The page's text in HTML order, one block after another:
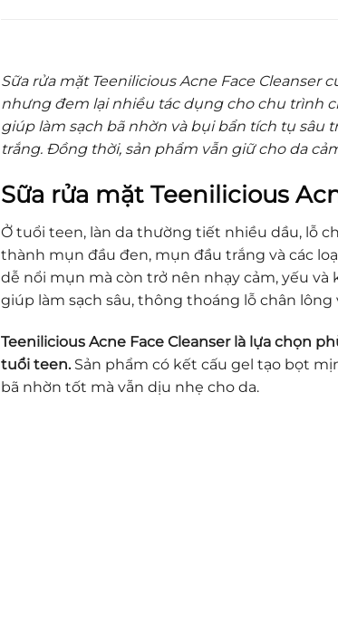
Sữa rửa mặt Teenilicious Acne Face Cleanser
nhưng đem lại nhiều tác dụng cho chu trình
giúp làm sạch bã nhờn và bụi bẩn tích tụ
trắng. Đồng thời, sản phẩm vẫn giữ cho da
Sữa rửa mặt Teenilicious
Ở tuổi teen, làn da thường tiết nhiều dầu, lỗ
thành mụn đầu đen, mụn đầu trắng và các
dễ nổi mụn mà còn trở nên nhạy cảm, yếu và
giúp làm sạch sâu, thông thoáng lỗ chân
Teenilicious Acne Face Cleanser là lựa chọn
tuổi teen.Sản phẩm có kết cấu gel tạo bọt
bã nhờn tốt mà vẫn dịu nhẹ cho da.